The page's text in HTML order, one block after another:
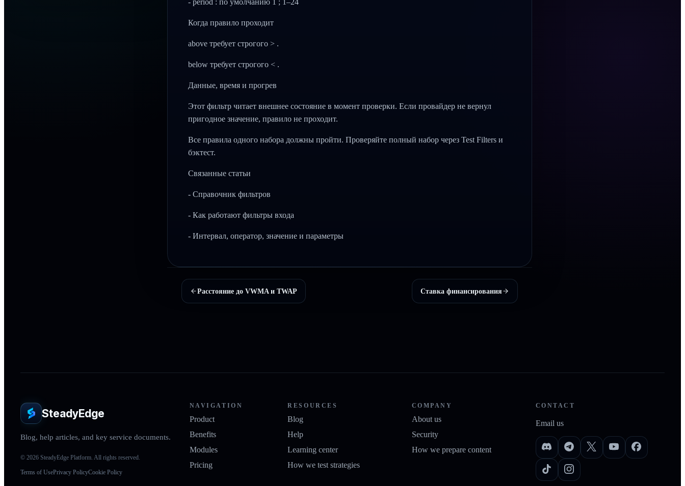
- period : по умолчанию 1 ; 1–24
Когда правило проходит
above требует строгого > .
below требует строгого < .
Данные, время и прогрев
Этот фильтр читает внешнее состояние в момент проверки. Если провайдер не вернул
пригодное значение, правило не проходит.
Все правила одного набора должны пройти. Проверяйте полный набор через Test Filters и
бэктест.
Связанные статьи
- Справочник фильтров
- Как работают фильтры входа
- Интервал, оператор, значение и параметры
Расстояние до VWMA и TWAP Ставка финансирования
SteadyEdge
Blog, help articles, and key service documents.
© 2026 SteadyEdge Platform. All rights reserved.
Terms of UsePrivacy PolicyCookie Policy
NAVIGATION
Product
Benefits
Modules
Pricing
RESOURCES
Blog
Help
Learning center
How we test strategies
COMPANY
About us
Security
How we prepare content
CONTACT
Email us